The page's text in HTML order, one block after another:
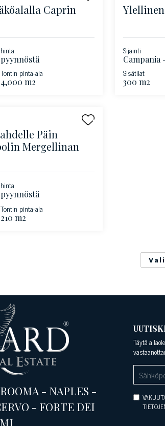
Caprin
hinta
pyynnöstä
Tontin pinta-ala
4,000 m2
Sijainti
Campania
Sisätilat
300 m2
Päin
Mergellinan
hinta
pyynnöstä
Tontin pinta-ala
210 m2
ROOMA - NAPLES -
- FORTE DEI
Täytä